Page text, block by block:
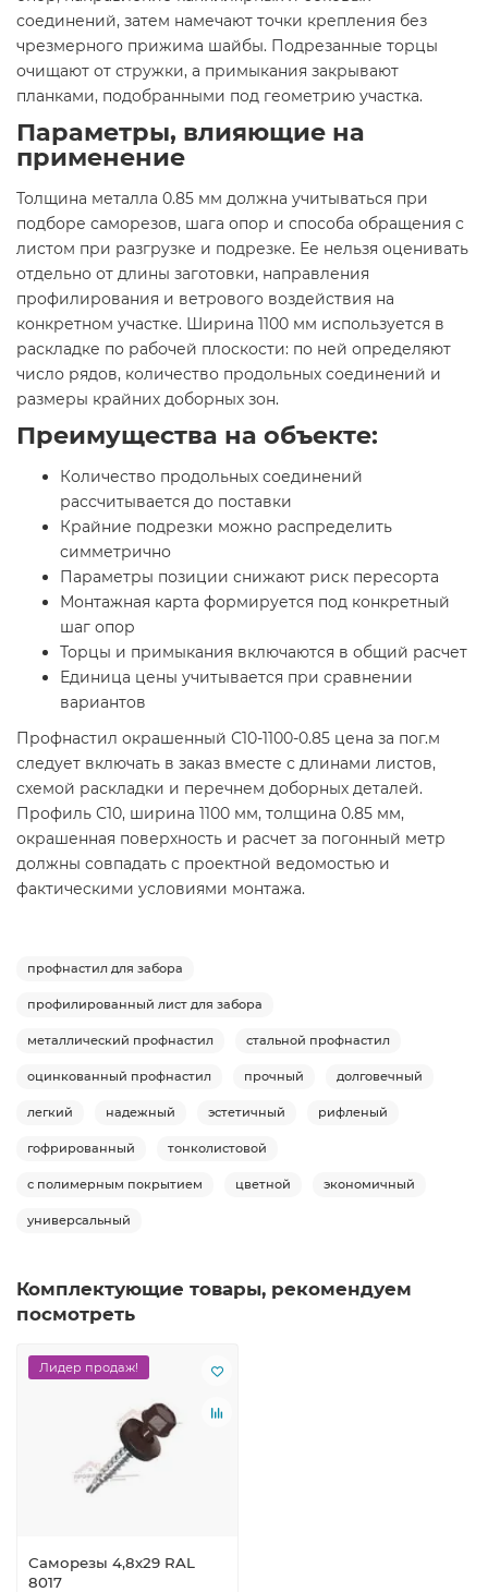
соединений, затем намечают точки крепления без
чрезмерного прижима шайбы. Подрезанные торцы
очищают от стружки, а примыкания закрывают
планками, подобранными под геометрию участка.
Параметры, влияющие на
применение
Толщина металла 0.85 мм должна учитываться при
подборе саморезов, шага опор и способа обращения с
листом при разгрузке и подрезке. Ее нельзя оценивать
отдельно от длины заготовки, направления
профилирования и ветрового воздействия на
конкретном участке. Ширина 1100 мм используется в
раскладке по рабочей плоскости: по ней определяют
число рядов, количество продольных соединений и
размеры крайних доборных зон.
Преимущества на объекте:
Количество продольных соединений
рассчитывается до поставки
Крайние подрезки можно распределить
симметрично
Параметры позиции снижают риск пересорта
Монтажная карта формируется под конкретный
шаг опор
Торцы и примыкания включаются в общий расчет
Единица цены учитывается при сравнении
вариантов
Профнастил окрашенный С10-1100-0.85 цена за пог.м
следует включать в заказ вместе с длинами листов,
схемой раскладки и перечнем доборных деталей.
Профиль С10, ширина 1100 мм, толщина 0.85 мм,
окрашенная поверхность и расчет за погонный метр
должны совпадать с проектной ведомостью и
фактическими условиями монтажа.
профнастил для забора
профилированный лист для забора
металлический профнастил стальной профнастил
оцинкованный профнастил прочный долговечный
легкий надежный эстетичный рифленый
гофрированный тонколистовой
с полимерным покрытием цветной экономичный
универсальный
Комплектующие товары, рекомендуем
посмотреть
Лидер продаж!
Саморезы 4,8х29 RAL
8017